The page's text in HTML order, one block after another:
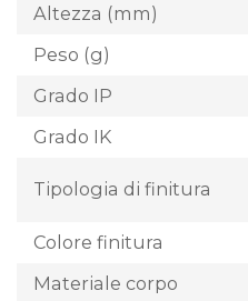
Altezza (mm)
Peso (g)
Grado IP
Grado IK
Tipologia di finitura
Colore finitura
Materiale corpo